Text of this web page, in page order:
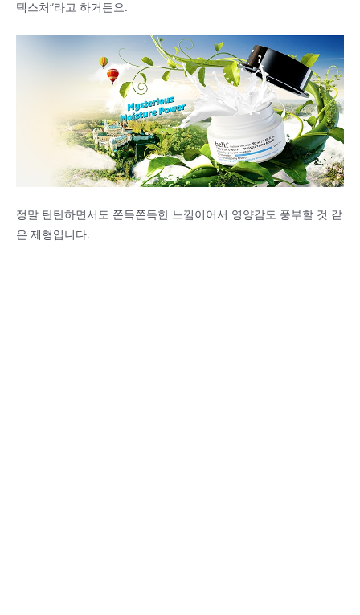
텍스처”라고 하거든요.
정말 탄탄하면서도 쫀득쫀득한 느낌이어서 영양감도 풍부할 것 같
은 제형입니다.